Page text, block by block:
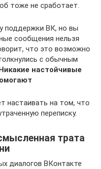
тоже не сработает.
поддержки ВК, но вы
сообщения нельзя
что это возможно
с обычным
настойчивые
настаивать на том, что
переписку.
трата
диалогов ВКонтакте